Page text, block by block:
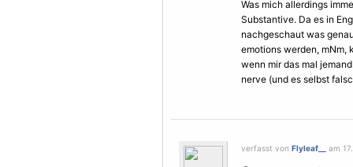
Was mich allerdings
Substantive. Da es in
nachgeschaut was
emotions werden, mNm,
wenn mir das mal
nerve (und es selbst
verfasst von Flyleaf__ am